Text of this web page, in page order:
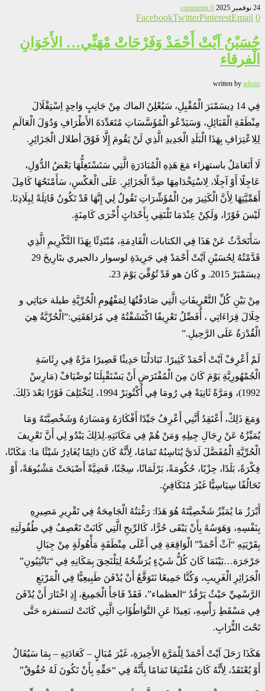
24 نوفمبر 2025 0 comments
0
FacebookTwitterPinterestEmail
حُسَيْنُ آيْتْ أَحْمَدْ وَفَرْحَاتْ مْهَنِّي… الأَخَوَانِ
الْفرقاء
written by admin
فِي 14 دِيسَمْبَرَ الْمُقْبِلِ، سَيُعْلِنُ الماك مِنْ جَانِبٍ وَاحِدٍ اِسْتِقْلَالَ
مِنْطَقَةِ الْقَبَائِلِ، وَسَيَدْعُو الْمُؤَسَّسَاتِ مُتَعَدِّدَةَ الأَطْرَافِ وَدُوَلَ الْعَالَمِ
لِلِاعْتِرَافِ بِهَذَا الْبَلَدِ الْجَدِيدِ الَّذِي لَنْ يَقُومَ إِلَّا فَوْقَ أطلال الْجَزَائِرِ.
لَا أَتَعَامَلُ باستهزاء مَعَ هَذِهِ الْمُبَادَرَةِ الَّتِي سَتَسْتَغِلُّهَا بَعْضُ الدُّوَلِ،
عَاجِلًا أَوْ آجِلًا، لِاسْتِخْدَامِهَا ضِدَّ الْجَزَائِرِ. عَلَى الْعَكْسِ، سَأَمْنَحُهَا كَامِلَ
أَهَمِّيَّتِهَا لِأَنَّ الْكَثِيرَ مِنَ الْمُؤَشِّرَاتِ تَقُولُ لِي إِنَّهَا قَدْ تَكُونُ قَاتِلَةً لِبِلَادِنَا.
لَيْسَ فَوْرًا، وَلَكِنْ عِنْدَمَا تَلْتَقِي بِأَحْدَاثٍ أُخْرَى كَامِنَةٍ.
سَأَتَحَدَّثُ عَنْ هَذَا فِي الكتابات الْقَادِمَةِ، مُبْتَدِئًا بِهَذَا التَّكْرِيمِ الَّذِي
قَدَّمْتُهُ لِحُسَيْنِ آيْتْ أَحْمَدْ فِي جَرِيدَةِ لوسوار دالجيري بتَارِيخَ 29
دِيسَمْبَرْ 2015. و كَانَ هو قَدْ تُوُفِّيَ يَوْمَ 23.
مِنْ بَيْنِ كُلِّ التَّعْرِيفَاتِ الَّتِي صَادَفْتُهَا لِمَفْهُومِ الْحُرِّيَّةِ طيلة حَيَاتِي و
خِلَالَ قِرَاءَاتِي ، أُفَضِّلُ تَعْرِيفًا اكْتَشَفْتُهُ فِي مُرَاهَقَتِي:”الْحُرِّيَّةُ هِيَ
الْقُدْرَةُ عَلَى الرَّحِيلِ.”
لَمْ أَعْرِفْ آيْتْ أَحْمَدْ كَثِيرًا. تَبَادَلْنَا حَدِيثًا قَصِيرًا مَرَّةً فِي رِئَاسَةِ
الْجُمْهُورِيَّةِ يَوْمَ كَانَ مِنَ الْمُفْتَرَضِ أَنْ يَسْتَقْبِلَنَا بُوضْيَافْ (مَارِسْ
1992)، وَمَرَّةً ثَانِيَةً فِي رُومَا فِي أُكْتُوبَرْ 1994، لِنَخْتَلِفَ فَوْرًا بَعْدَ ذَلِكَ.
وَمَعَ ذَلِكْ، أَعْتَقِدُ أَنَّنِي أَعْرِفُ جَيِّدًا أَفْكَارَهُ وَمَسَارَهُ وَشَخْصِيَّتَهُ وَمَا
يُمَيِّزُهُ عَنْ رِجَالِ جِيلِهِ وَمَنْ هُمْ فِي مَكَانَتِهِ.لِذَلِكَ يَبْدُو لِي أَنَّ تَعْرِيفَ
الْحُرِّيَّةِ الْمُفَضَّلَ لَدَيَّ يُنَاسِبُهُ تَمَامًا، لِأَنَّهُ كَانَ دَائِمًا يُغَادِرُ شَيْئًا مَا: مَكَانًا،
فِكْرَةً، بَلَدًا، حِزْبًا، حُكُومَةً، بَرْلَمَانًا، سِجْنًا، قَضِيَّةً أَصْبَحَتْ مَشْبُوهَةً، أَوْ
تَحَالُفًا سِيَاسِيًّا غَيْرَ مُتَكَافِئٍ.
أَبْرَزُ مَا يُمَيِّزُ شَخْصِيَّتَهُ هُوَ هَذَا: رَغْبَتُهُ الْجَامِحَةُ فِي تَقْرِيرِ مَصِيرِهِ
بِنَفْسِهِ، وَهَوَسُهُ بِأَنْ يَبْقَى حُرًّا، كَالرِّيحِ الَّتِي كَانَتْ تَعْصِفُ فِي طُفُولَتِهِ
بِقَرْيَتِهِ “آثْ أَحْمَدْ” الْوَاقِعَةِ فِي أَعْلَى مِنْطَقَةٍ مَأْهُولَةٍ مِنْ جِبَالِ
جَرْجَرَة…بَيْنَمَا كَانَ كُلُّ شَيْءٍ يُرَشِّحُهُ لِيَلْتَحِقَ بِمَكَانِهِ فِي “بَانْثِيُونِ”
الْجَزَائِرِ الْغَرِيبِ، وَكُنَّا جَمِيعًا نَتَوَقَّعُ أَنْ يُدْفَنَ طَبِيعِيًّا فِي الْمَرْبَعِ
الرَّسْمِيِّ حَيْثُ يَرْقُدُ “العظماء”، فَقَدْ فَاجَأَ الْجَمِيعَ، إِذِ اخْتَارَ أَنْ يُدْفَنَ
فِي مَسْقَطِ رَأْسِهِ، بَعِيدًا عَنِ التَّوَاطُؤَاتِ الَّتِي كَانَتْ لتستفزه حَتَّى
تَحْتَ التُّرَابِ.
هَكَذَا رَحَلَ آيْتْ أَحْمَدْ لِلْمَرَّةِ الأَخِيرَةِ، غَيْرَ مُبَالٍ – كَعَادَتِهِ – بِمَا سَيُقَالُ
أَوْ يُعْتَقَدُ، لِأَنَّهُ كَانَ مُقْتَنِعًا تَمَامًا بِأَنَّهُ فِي “حَقِّهِ بِأَنْ تَكُونَ لَهُ حُقُوقٌ”